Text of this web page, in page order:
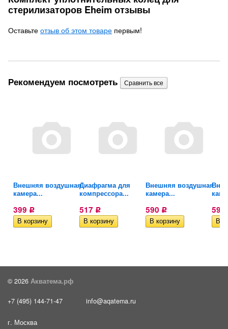
стерилизаторов Eheim отзывы
Оставьте отзыв об этом товаре первым!
Рекомендуем посмотреть
Внешняя воздушная
камера...
399 Р
Диафрагма для
компрессора...
517 Р
Внешняя воздушная
камера...
590 Р 590
© 2026 Акватема.рф
+7 (495) 144-71-47 info@aqatema.ru
г. Москва